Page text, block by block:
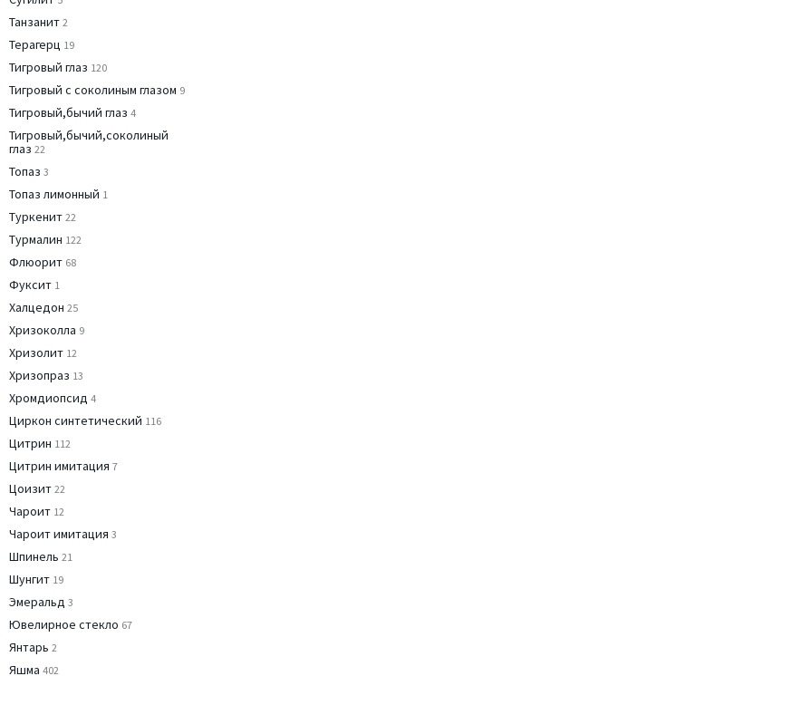
Танзанит 2
Терагерц 19
Тигровый глаз 120
Тигровый с соколиным глазом 9
Тигровый,бычий глаз 4
Тигровый,бычий,соколиный
глаз 22
Топаз 3
Топаз лимонный 1
Туркенит 22
Турмалин 122
Флюорит 68
Фуксит 1
Халцедон 25
Хризоколла 9
Хризолит 12
Хризопраз 13
Хромдиопсид 4
Циркон синтетический 116
Цитрин 112
Цитрин имитация 7
Цоизит 22
Чароит 12
Чароит имитация 3
Шпинель 21
Шунгит 19
Эмеральд 3
Ювелирное стекло 67
Янтарь 2
Яшма 402